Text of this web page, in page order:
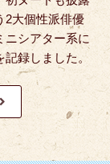
2大個性派俳優
ニシアター系に
記録しました。